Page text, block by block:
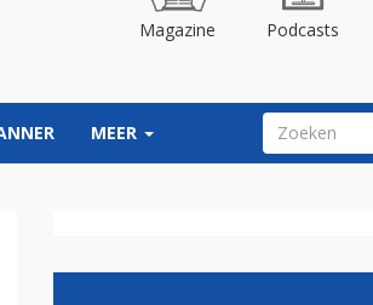
Magazine Podcasts
MEER ZOEKVELD